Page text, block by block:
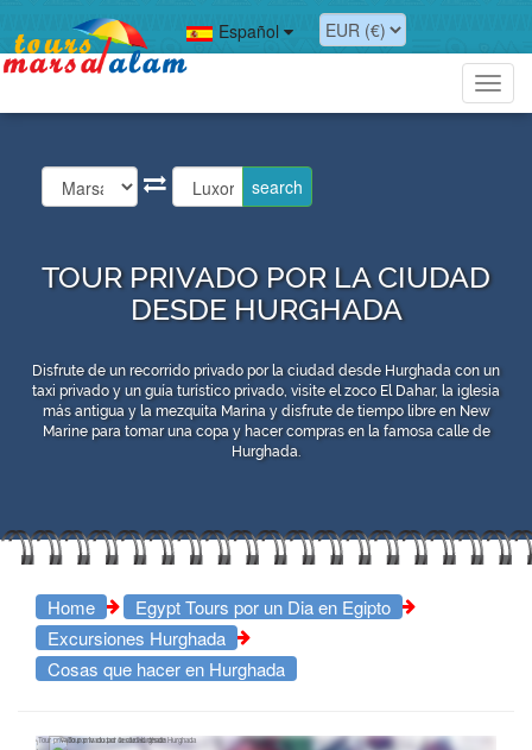
Español
TOUR PRIVADO POR LA CIUDAD
DESDE HURGHADA
Disfrute de un recorrido privado por la ciudad desde Hurghada con un
taxi privado y un guía turístico privado, visite el zoco El Dahar, la iglesia
más antigua y la mezquita Marina y disfrute de tiempo libre en New
Marine para tomar una copa y hacer compras en la famosa calle de
Hurghada.
Home
Egypt Tours por un Dia en Egipto
Excursiones Hurghada
Cosas que hacer en Hurghada